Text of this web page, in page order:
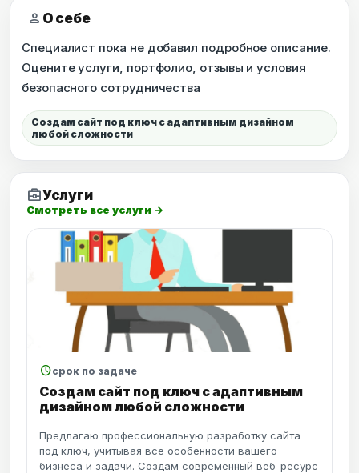
person О себе
Специалист пока не добавил подробное описание.
Оцените услуги, портфолио, отзывы и условия
безопасного сотрудничества
Создам сайт под ключ с адаптивным дизайном
любой сложности
business_centerУслуги
Смотреть все услуги →
scheduleсрок по задаче
Создам сайт под ключ с адаптивным
дизайном любой сложности
Предлагаю профессиональную разработку сайта
под ключ, учитывая все особенности вашего
бизнеса и задачи. Создам современный веб-ресурс